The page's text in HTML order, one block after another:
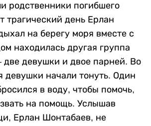
родственники погибшего
трагический день Ерлан
на берегу моря вместе с
находилась другая группа
девушки и двое парней. Во
девушки начали тонуть. Один
в воду, чтобы помочь,
на помощь. Услышав
Ерлан Шонтабаев, не